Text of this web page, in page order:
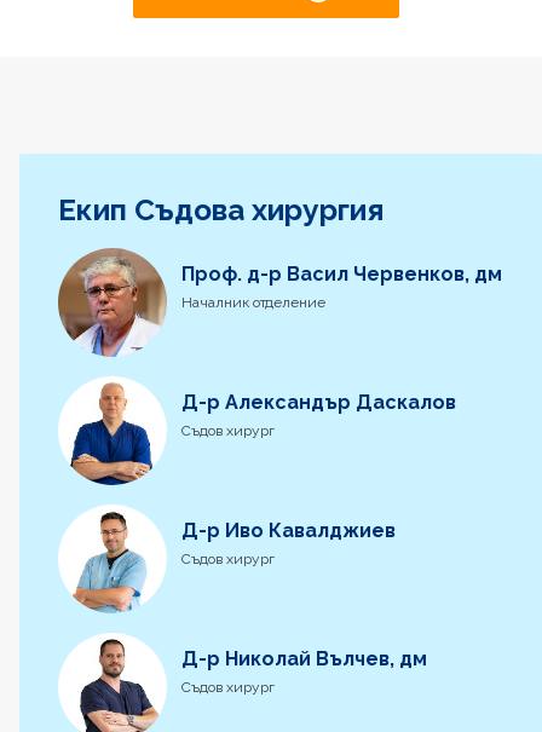
Екип Съдова хирургия
Проф. д-р Васил Червенков, дм
Началник отделение
Д-р Александър Даскалов
Съдов хирург
Д-р Иво Кавалджиев
Съдов хирург
Д-р Николай Вълчев, дм
Съдов хирург